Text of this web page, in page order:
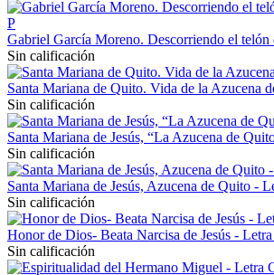
Gabriel García Moreno. Descorriendo el telón
Sin calificación
Santa Mariana de Quito. Vida de la Azucena
Sin calificación
Santa Mariana de Jesús, “La Azucena de
Sin calificación
Santa Mariana de Jesús, Azucena de Quito -
Sin calificación
Honor de Dios- Beata Narcisa de Jesús -
Sin calificación